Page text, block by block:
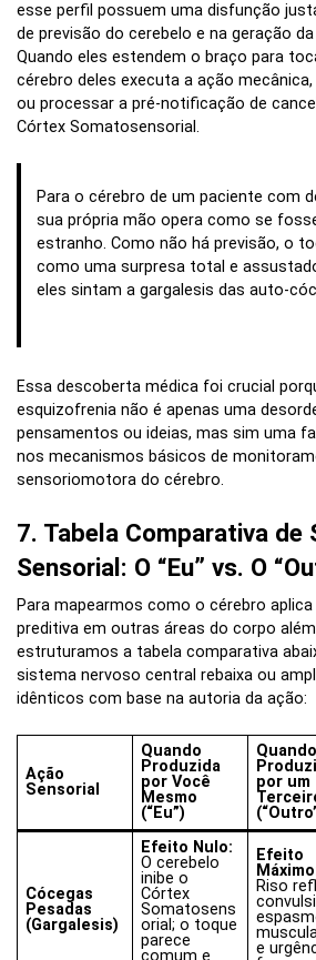
esse perfil possuem uma disfunção
de previsão do cerebelo e na geração
Quando eles estendem o braço para
cérebro deles executa a ação
ou processar a pré-notificação de
Córtex Somatosensorial.
Para o cérebro de um paciente com
sua própria mão opera como se
estranho. Como não há previsão, o
como uma surpresa total e
eles sintam a gargalesis das auto-
Essa descoberta médica foi crucial
esquizofrenia não é apenas uma
pensamentos ou ideias, mas sim uma
nos mecanismos básicos de
sensoriomotora do cérebro.
7. Tabela Comparativa de
Sensorial: O “Eu” vs. O
Para mapearmos como o cérebro
preditiva em outras áreas do corpo
estruturamos a tabela comparativa
sistema nervoso central rebaixa ou
idênticos com base na autoria da ação:
Ação
Sensorial
Quando
Produzida
por Você
Mesmo
(“Eu”)
Quando
por um
Cócegas
Pesadas
(Gargalesis)
Efeito Nulo:
O cerebelo
inibe o
Córtex
Somatosens
orial; o toque
parece
comum e
Efeito
Riso
e